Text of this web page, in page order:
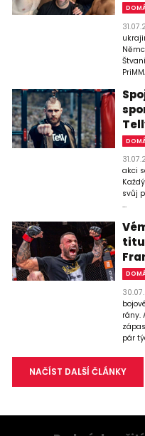
akci
svůj
...
rány.
pár
NAČÍST DALŠÍ ČLÁNKY